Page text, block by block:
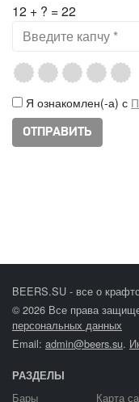
12 + ? = 22
Я ознакомлен(-а) с
BEERS.SU - все о
© 2026 Все права
персональных данных
Email: admin@beers.su.
РАЗДЕЛЫ
Бары Карта